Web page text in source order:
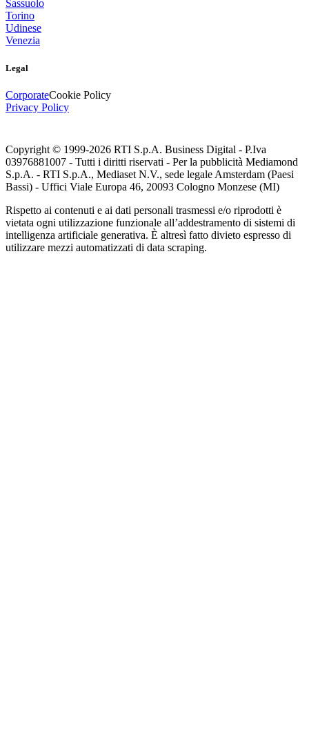
Sassuolo
Torino
Udinese
Venezia
Legal
CorporateCookie Policy
Privacy Policy
Copyright © 1999-2026 RTI S.p.A. Business Digital - P.Iva
03976881007 - Tutti i diritti riservati - Per la pubblicità Mediamond
S.p.A. - RTI S.p.A., Mediaset N.V., sede legale Amsterdam (Paesi
Bassi) - Uffici Viale Europa 46, 20093 Cologno Monzese (MI)
Rispetto ai contenuti e ai dati personali trasmessi e/o riprodotti è
vietata ogni utilizzazione funzionale all’addestramento di sistemi di
intelligenza artificiale generativa. È altresì fatto divieto espresso di
utilizzare mezzi automatizzati di data scraping.